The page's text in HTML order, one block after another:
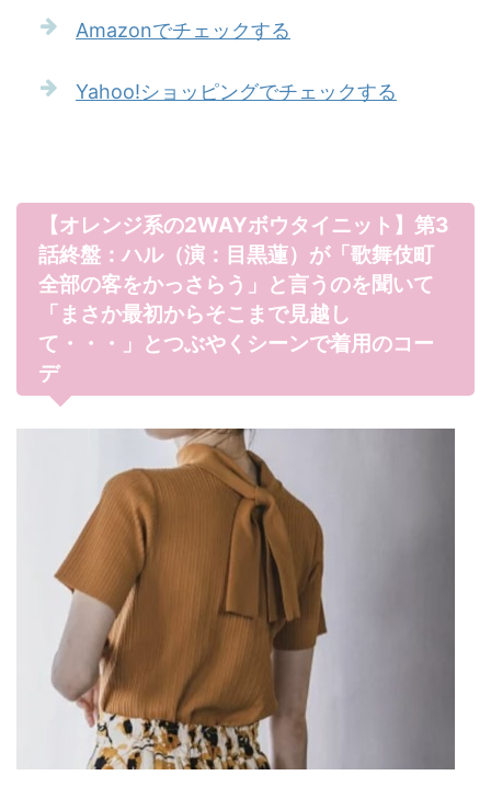
Amazonでチェックする
Yahoo!ショッピングでチェックする
【オレンジ系の2WAYボウタイニット】第3
話終盤：ハル（演：目黒蓮）が「歌舞伎町
全部の客をかっさらう」と言うのを聞いて
「まさか最初からそこまで見越し
て・・・」とつぶやくシーンで着用のコー
デ